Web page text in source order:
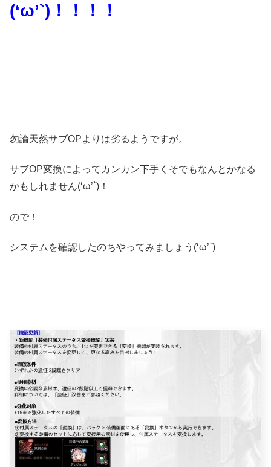
(‘ω’`)！！！！
勿論天然サブOPよりは劣るようですが。
サブOP変換によってカンカン下手くそでもなんとかなる
かもしれません(‘ω’`)！
ので！
システムを確認したのちやってみましょう(‘ω’`)